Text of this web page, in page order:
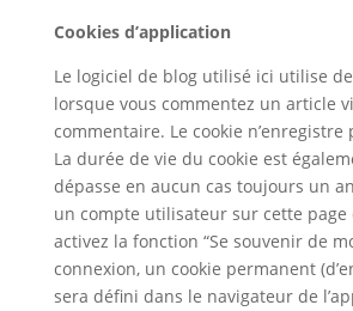
Cookies d’application
Le logiciel de blog utilisé ici utilise
lorsque vous commentez un article
commentaire. Le cookie n’enregistre
La durée de vie du cookie est
dépasse en aucun cas toujours un
un compte utilisateur sur cette page
activez la fonction “Se souvenir de
connexion, un cookie permanent
sera défini dans le navigateur de